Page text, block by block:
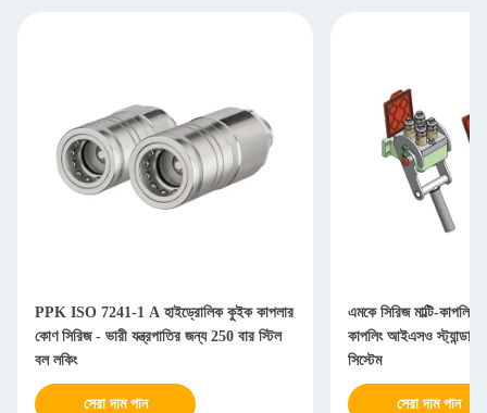
PPK ISO 7241-1 A হাইড্রোলিক কুইক কাপলার
কোণ সিরিজ - ভারী যন্ত্রপাতির জন্য 250 বার স্টিল
বল লকিং
সেরা দাম পান
এমকে সিরিজ মাল্টি-কাপলিং
কাপলিং আইএসও
সিস্টেম
সেরা দাম পান